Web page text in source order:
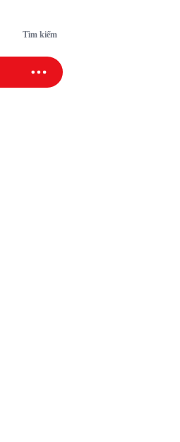
Tìm kiếm
SAO SPORT